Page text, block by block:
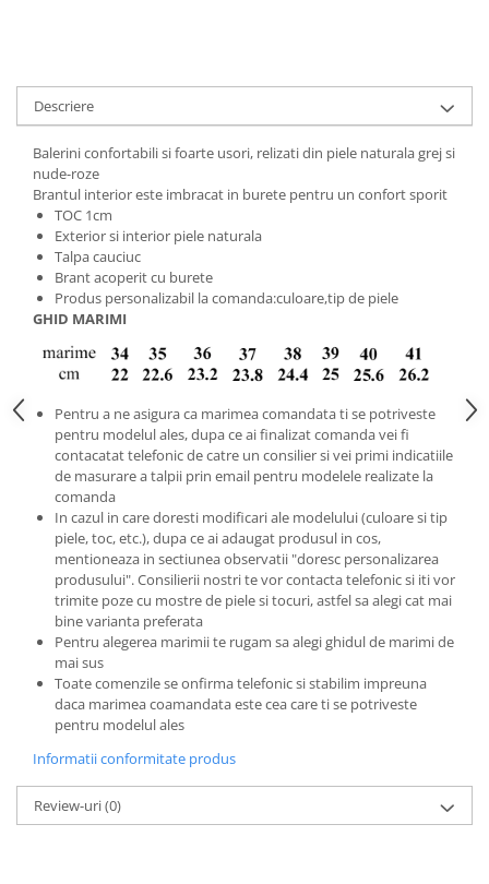
Descriere
Balerini confortabili si foarte usori, relizati din piele naturala grej si
nude-roze
Brantul interior este imbracat in burete pentru un confort sporit
TOC 1cm
Exterior si interior piele naturala
Talpa cauciuc
Brant acoperit cu burete
Produs personalizabil la comanda:culoare,tip de piele
GHID MARIMI
Pentru a ne asigura ca marimea comandata ti se potriveste
pentru modelul ales, dupa ce ai finalizat comanda vei fi
contacatat telefonic de catre un consilier si vei primi indicatiile
de masurare a talpii prin email pentru modelele realizate la
comanda
In cazul in care doresti modificari ale modelului (culoare si tip
piele, toc, etc.), dupa ce ai adaugat produsul in cos,
mentioneaza in sectiunea observatii "doresc personalizarea
produsului". Consilierii nostri te vor contacta telefonic si iti vor
trimite poze cu mostre de piele si tocuri, astfel sa alegi cat mai
bine varianta preferata
Pentru alegerea marimii te rugam sa alegi ghidul de marimi de
mai sus
Toate comenzile se onfirma telefonic si stabilim impreuna
daca marimea coamandata este cea care ti se potriveste
pentru modelul ales
Informatii conformitate produs
Review-uri(0)